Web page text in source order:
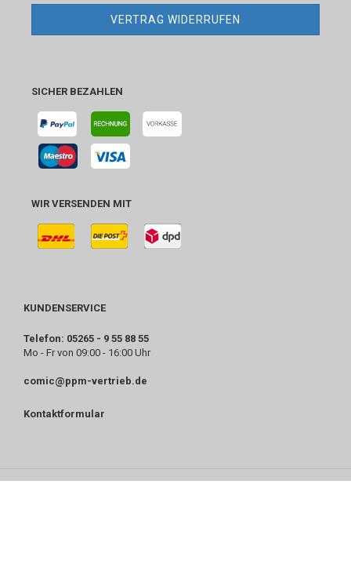
VERTRAG WIDERRUFEN
SICHER BEZAHLEN
WIR VERSENDEN MIT
KUNDENSERVICE
Telefon: 05265 - 9 55 88 55
Mo - Fr von 09:00 - 16:00 Uhr
comic@ppm-vertrieb.de
Kontaktformular